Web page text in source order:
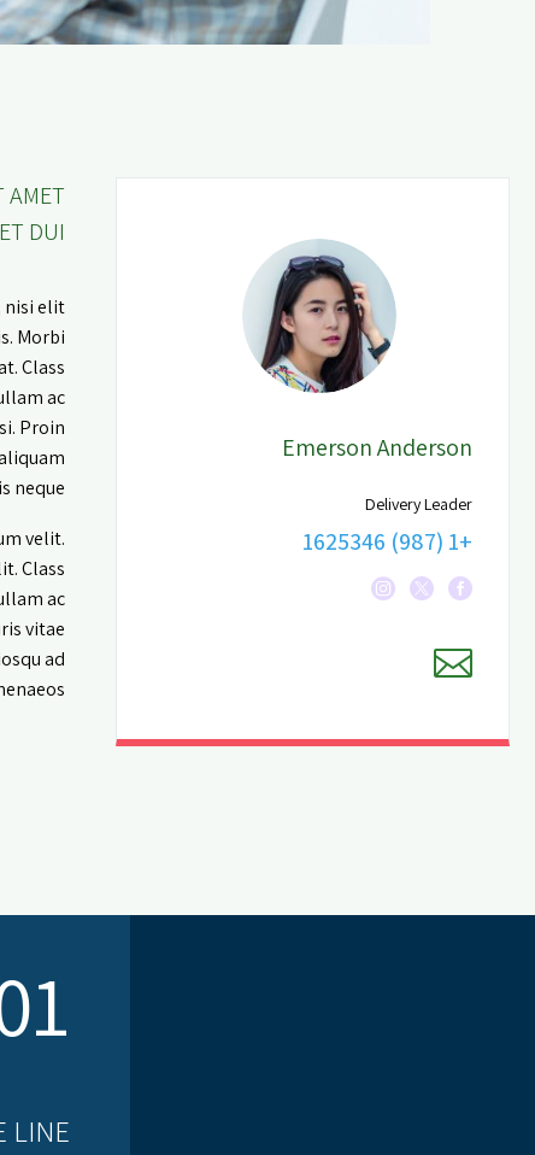
Emerson Anderson
Delivery Leader
+1 (987) 1625346
AMET
DUI!
nisi elit
Morbi
Class
ac
Proin
neque.
velit.
Class
ac
vitae
ad
LINE